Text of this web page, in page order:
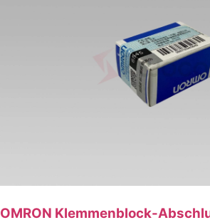
OMRON Klemmenblock-